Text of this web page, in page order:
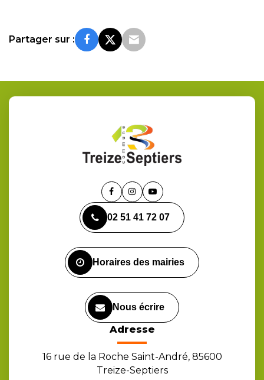
Partager sur :
Lien
le
compte
Lien
le
compte
Lien
la
chaîne
02 51 41 72 07
Horaires des mairies
Nous écrire
Adresse
16 rue de la Roche Saint-André, 85600
Treize-Septiers